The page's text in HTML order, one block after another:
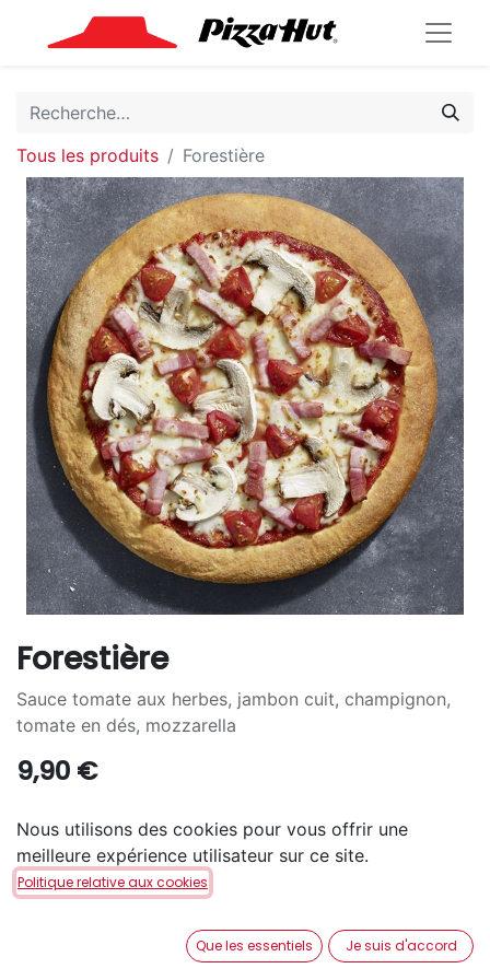
Tous les produits Forestière
Forestière
Sauce tomate aux herbes, jambon cuit, champignon,
tomate en dés, mozzarella
9,90 €
TAILLE
S M + 7,30€ L + 15,10€
Nous utilisons des cookies pour vous offrir une
meilleure expérience utilisateur sur ce site.
Politique relative aux cookies
Que les essentiels Je suis d'accord